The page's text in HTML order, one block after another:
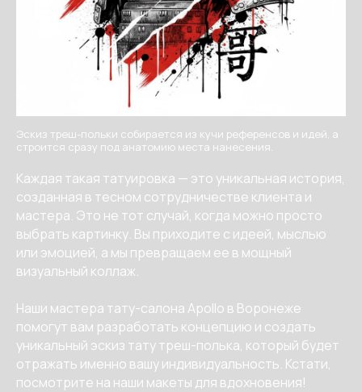
Эскиз треш-польки собирается из кучи референсов и идей, а
строится сразу под анатомию места нанесения.
Каждая такая татуировка — это уникальная история,
созданная в тесном сотрудничестве клиента и
мастера. Это не тот случай, когда можно просто
выбрать картинку. Вы приходите с идеей, мыслью
или эмоцией, а мы превращаем ее в мощный
визуальный коллаж.
Наши мастера тату-салона Apollo в Воронеже
помогут вам разработать концепцию и создать
уникальный эскиз тату треш-полька, который будет
отражать именно вашу индивидуальность. Кстати,
посмотрите на наши макеты для вдохновения!